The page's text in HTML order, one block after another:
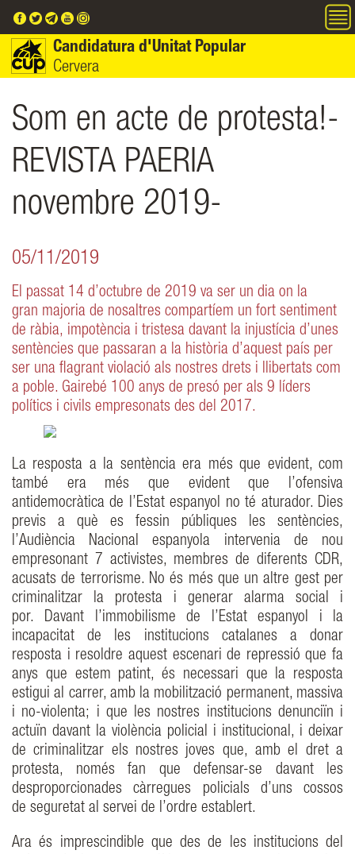
Candidatura d'Unitat Popular
Cervera
Som en acte de protesta!-
REVISTA PAERIA
novembre 2019-
05/11/2019
El passat 14 d’octubre de 2019 va ser un dia on la
gran majoria de nosaltres compartíem un fort sentiment
de ràbia, impotència i tristesa davant la injustícia d’unes
sentències que passaran a la història d’aquest país per
ser una flagrant violació als nostres drets i llibertats com
a poble. Gairebé 100 anys de presó per als 9 líders
polítics i civils empresonats des del 2017.
La resposta a la sentència era més que evident, com
també era més que evident que l’ofensiva
antidemocràtica de l’Estat espanyol no té aturador. Dies
previs a què es fessin públiques les sentències,
l’Audiència Nacional espanyola intervenia de nou
empresonant 7 activistes, membres de diferents CDR,
acusats de terrorisme. No és més que un altre gest per
criminalitzar la protesta i generar alarma social i
por. Davant l’immobilisme de l’Estat espanyol i la
incapacitat de les institucions catalanes a donar
resposta i resoldre aquest escenari de repressió que fa
anys que estem patint, és necessari que la resposta
estigui al carrer, amb la mobilització permanent, massiva
i no-violenta; i que les nostres institucions denunciïn i
actuïn davant la violència policial i institucional, i deixar
de criminalitzar els nostres joves que, amb el dret a
protesta, només fan que defensar-se davant les
desproporcionades càrregues policials d’uns cossos
de seguretat al servei de l’ordre establert.
Ara és imprescindible que des de les institucions del